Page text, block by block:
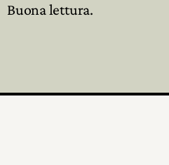
Buona lettura.